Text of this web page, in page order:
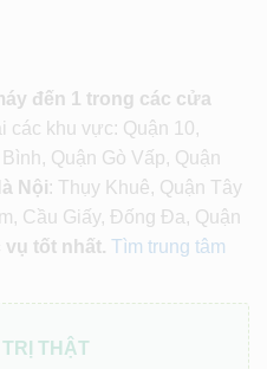
đến 1 trong các cửa
các khu vực: Quận 10,
Quận Gò Vấp, Quận
Nội: Thụy Khuê, Quận Tây
Cầu Giấy, Đống Đa, Quận
tốt nhất. Tìm trung tâm
THẬT